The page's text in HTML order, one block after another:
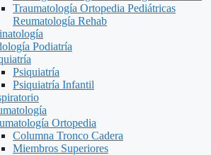
Traumatología Ortopedia Pediátricas
Reumatología Rehab
Podiatría
Psiquiatría
Psiquiatría Infantil
Ortopedia
Columna Tronco Cadera
Miembros Superiores